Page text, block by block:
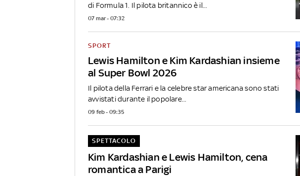
di Formula 1. Il pilota britannico è il...
07 mar - 07:32
Lewis Hamilton e Kim Kardashian insieme
al Super Bowl 2026
SPORT
Il pilota della Ferrari e la celebre star americana sono stati
avvistati durante il popolare...
09 feb - 09:35
Kim Kardashian e Lewis Hamilton, cena
romantica a Parigi
SPETTACOLO